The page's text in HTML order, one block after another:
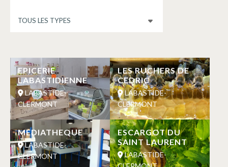
EPICERIE
LABASTIDIENNE
LABASTIDE-
CLERMONT
LES RUCHERS DE
CEDRIC
LABASTIDE-
CLERMONT
MEDIATHEQUE
LABASTIDE-
CLERMONT
ESCARGOT DU
SAINT LAURENT
LABASTIDE-